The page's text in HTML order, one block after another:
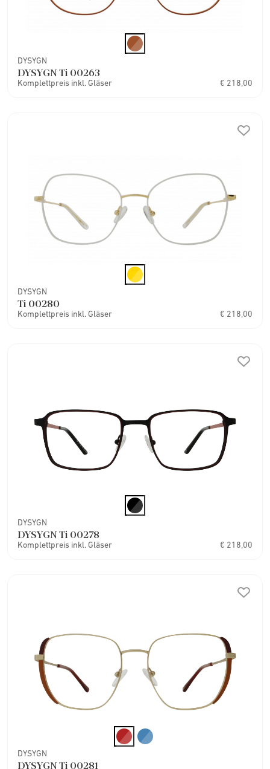
DYSYGN
DYSYGN Ti 00263
Komplettpreis inkl. Gläser € 218,00
DYSYGN
Ti 00280
Komplettpreis inkl. Gläser € 218,00
DYSYGN
DYSYGN Ti 00278
Komplettpreis inkl. Gläser € 218,00
DYSYGN
DYSYGN Ti 00281